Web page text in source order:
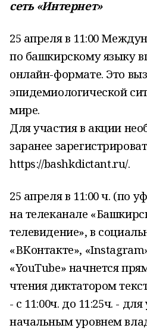
сеть «Интернет»
25 апреля в 11:00
по башкирскому языку
онлайн-формате. Это
эпидемиологической
мире.
Для участия в акции
заранее
https://bashkdictant.ru/.
25 апреля в 11:00 ч. (по
на телеканале
телевидение», в
«ВКонтакте»,
«YouTube» начнется
чтения диктатором
- с 11:00ч. до 11:25ч. -
начальным уровнем